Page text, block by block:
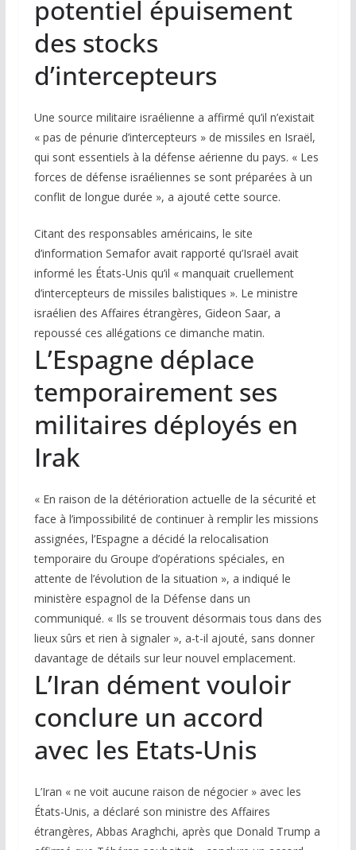
potentiel épuisement
des stocks
d’intercepteurs
Une source militaire israélienne a affirmé qu’il n’existait
« pas de pénurie d’intercepteurs » de missiles en Israël,
qui sont essentiels à la défense aérienne du pays. « Les
forces de défense israéliennes se sont préparées à un
conflit de longue durée », a ajouté cette source.
Citant des responsables américains, le site
d’information Semaforavait rapporté qu’Israël avait
informé les États-Unis qu’il « manquait cruellement
d’intercepteurs de missiles balistiques ». Le ministre
israélien des Affaires étrangères, Gideon Saar, a
repoussé ces allégations ce dimanche matin.
L’Espagne déplace
temporairement ses
militaires déployés en
Irak
« En raison de la détérioration actuelle de la sécurité et
face à l’impossibilité de continuer à remplir les missions
assignées, l’Espagne a décidé la relocalisation
temporaire du Groupe d’opérations spéciales, en
attente de l’évolution de la situation », a indiqué le
ministère espagnol de la Défense dans un
communiqué. « Ils se trouvent désormais tous dans des
lieux sûrs et rien à signaler », a-t-il ajouté, sans donner
davantage de détails sur leur nouvel emplacement.
L’Iran dément vouloir
conclure un accord
avec les Etats-Unis
L’Iran « ne voit aucune raison de négocier » avec les
États-Unis, a déclaré son ministre des Affaires
étrangères, Abbas Araghchi, après que Donald Trump a